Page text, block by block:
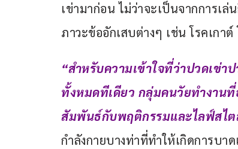
เข่ามาก่อน ไม่ว่าจะเป็นจากการเ
ภาวะข้ออักเสบต่างๆ เช่น โรคเกา
“สำหรับความเข้าใจที่ว่าปวดเข่า
ทั้งหมดทีเดียว กลุ่มคนวัยทำงานที่
สัมพันธ์กับพฤติกรรมและไลฟ์สไ
กำลังกายบางท่าที่ทำให้เกิดการบา